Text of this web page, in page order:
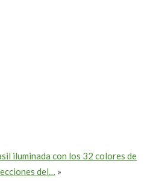
iluminada con los 32 colores de
del… »